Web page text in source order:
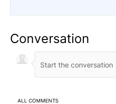
Conversation
ALL COMMENTS